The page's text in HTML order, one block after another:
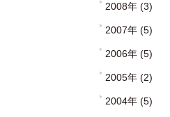
2008年 (3)
2007年 (5)
2006年 (5)
2005年 (2)
2004年 (5)